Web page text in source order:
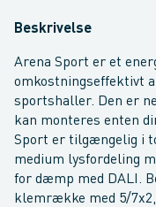
Beskrivelse
Arena Sport er et
omkostningseffektivt
sportshaller. Den er
kan monteres enten
Sport er tilgængelig i
medium lysfordeling
for dæmp med DALI.
klemrække med 5/